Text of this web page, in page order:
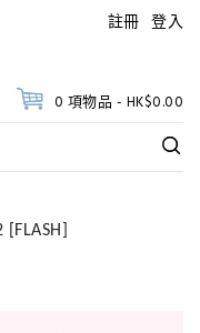
註冊 登入
0 項物品 - HK$0.00